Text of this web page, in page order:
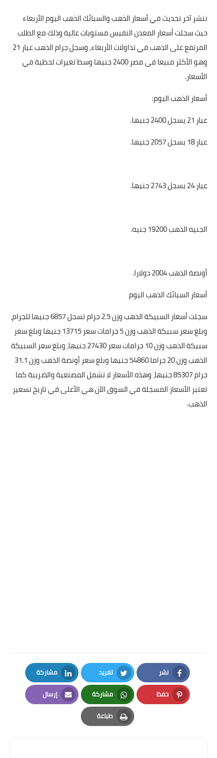
ننشر آخر تحديث في أسعار الذهب والسبائك الذهب اليوم الأربعاء
حيث سجلت أسعار المعدن النفيس مستويات عالية وذلك مع الطلب
المرتفع على الذهب في تداولات الأربعاء، وسجل جرام الذهب عيار 21
وهو الأكثر مبيعا في مصر 2400 جنيها وسط تغيرات لحظية في
الأسعار.
أسعار الذهب اليوم:
عيار 21 يسجل 2400 جنيها.
عيار 18 يسجل 2057 جنيها.
عيار 24 يسجل 2743 جنيها.
الجنيه الذهب 19200 جنيه.
أونصة الذهب 2004 دولارا.
أسعار السبائك الذهب اليوم
سجلت أسعار السبيكة الذهب وزن 2.5 جرام تسجل 6857 جنيها للجرام،
وبلغ سعر سبيكة الذهب وزن 5 جرامات سعر 13715 جنيها وبلغ سعر
سبيكة الذهب وزن 10 جرامات سعر 27430 جنيها، وبلغ سعر السبيكة
الذهب وزن 20 جراما 54860 جنيها وبلغ سعر أونصة الذهب وزن 31.1
جرام 85307 جنيها، وهذه الأسعار لا تشمل المصنعية والضريبة كما
تعتبر الأسعار المسجلة في السوق الآن هي الأعلى في تاريخ تسعير
الذهب.
نشر
Facebook
تغريد
Twitter
مشاركة
LinkedIn
حفظ
Pinterest
مشاركة
Whatsapp
إرسال
Email
طباعة
Print